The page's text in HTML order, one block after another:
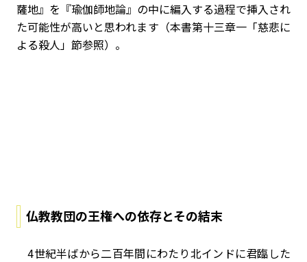
薩地』を『瑜伽師地論』の中に編入する過程で挿入され
た可能性が高いと思われます（本書第十三章一「慈悲に
よる殺人」節参照）。
仏教教団の王権への依存とその結末
4世紀半ばから二百年間にわたり北インドに君臨した